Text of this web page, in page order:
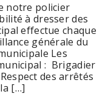
notre policier
à dresser des
effectue chaque
générale du
Les
: Brigadier
des arrêtés
[…]